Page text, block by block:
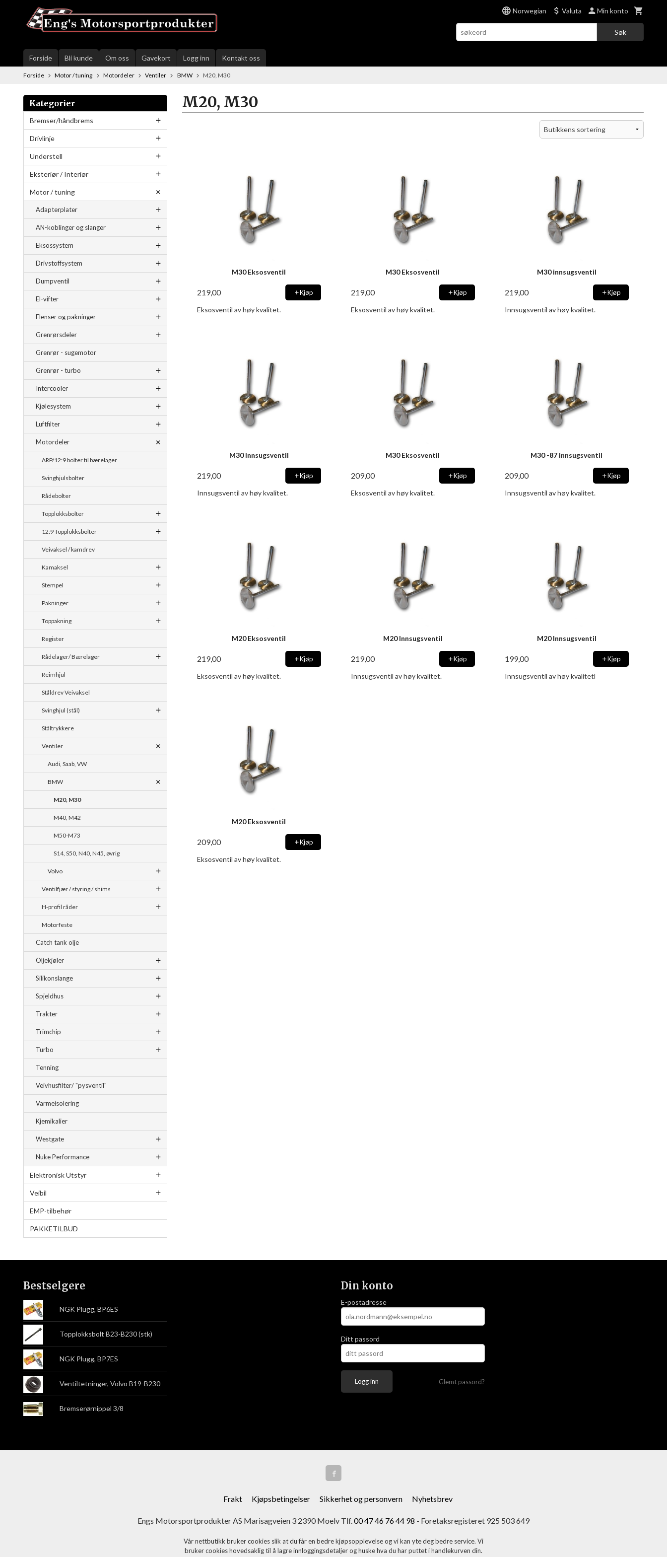
innholdet
Norwegian Valuta Min konto
Søk
Forside Bli kunde Om oss Gavekort Logg inn Kontakt oss
Forside Motor / tuning Motordeler Ventiler BMW M20, M30
Kategorier
Bremser/håndbrems
Drivlinje
Understell
Eksteriør / Interiør
Motor / tuning
Adapterplater
AN-koblinger og slanger
Eksossystem
Drivstoffsystem
Dumpventil
El-vifter
Flenser og pakninger
Grenrørsdeler
Grenrør - sugemotor
Grenrør - turbo
Intercooler
Kjølesystem
Luftfilter
Motordeler
ARP/12:9 bolter til bærelager
Svinghjulsbolter
Rådebolter
Topplokksbolter
12:9 Topplokksbolter
Veivaksel / kamdrev
Kamaksel
Stempel
Pakninger
Toppakning
Register
Rådelager/ Bærelager
Reimhjul
Ståldrev Veivaksel
Svinghjul (stål)
Ståltrykkere
Ventiler
Audi, Saab, VW
BMW
M20, M30
M40, M42
M50-M73
S14, S50, N40, N45, øvrig
Volvo
Ventilfjær / styring / shims
H-profil råder
Motorfeste
Catch tank olje
Oljekjøler
Silikonslange
Spjeldhus
Trakter
Trimchip
Turbo
Tenning
Veivhusfilter/ "pysventil"
Varmeisolering
Kjemikalier
Westgate
Nuke Performance
Elektronisk Utstyr
Veibil
EMP-tilbehør
PAKKETILBUD
M20, M30
M30 Eksosventil
219,00 Kjøp
Eksosventil av høy kvalitet.
M30 Eksosventil
219,00 Kjøp
Eksosventil av høy kvalitet.
M30 innsugsventil
219,00 Kjøp
Innsugsventil av høy kvalitet.
M30 Innsugsventil
219,00 Kjøp
Innsugsventil av høy kvalitet.
M30 Eksosventil
209,00 Kjøp
Eksosventil av høy kvalitet.
M30 -87 innsugsventil
209,00 Kjøp
Innsugsventil av høy kvalitet.
M20 Eksosventil
219,00 Kjøp
Eksosventil av høy kvalitet.
M20 Innsugsventil
219,00 Kjøp
Innsugsventil av høy kvalitet.
M20 Innsugsventil
199,00 Kjøp
Innsugsventil av høy kvalitetl
M20 Eksosventil
209,00 Kjøp
Eksosventil av høy kvalitet.
Bestselgere
NGK Plugg, BP6ES
Topplokksbolt B23-B230 (stk)
NGK Plugg, BP7ES
Ventiltetninger, Volvo B19-B230
Bremserørnippel 3/8
Din konto
E-postadresse
Ditt passord
Glemt passord?
Frakt Kjøpsbetingelser Sikkerhet og personvern Nyhetsbrev
Engs Motorsportprodukter AS Marisagveien 3 2390 Moelv Tlf.00 47 46 76 44 98 - Foretaksregisteret 925 503 649
Vår nettbutikk bruker cookies slik at du får en bedre kjøpsopplevelse og vi kan yte deg bedre service. Vi
bruker cookies hovedsaklig til å lagre innloggingsdetaljer og huske hva du har puttet i handlekurven din.